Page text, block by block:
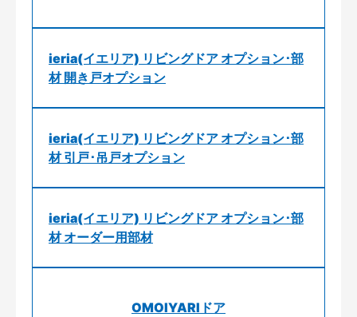
ieria(イエリア) リビングドア オプション･部
材 開き戸オプション
ieria(イエリア) リビングドア オプション･部
材 引戸･吊戸オプション
ieria(イエリア) リビングドア オプション･部
材 オーダー用部材
OMOIYARIドア